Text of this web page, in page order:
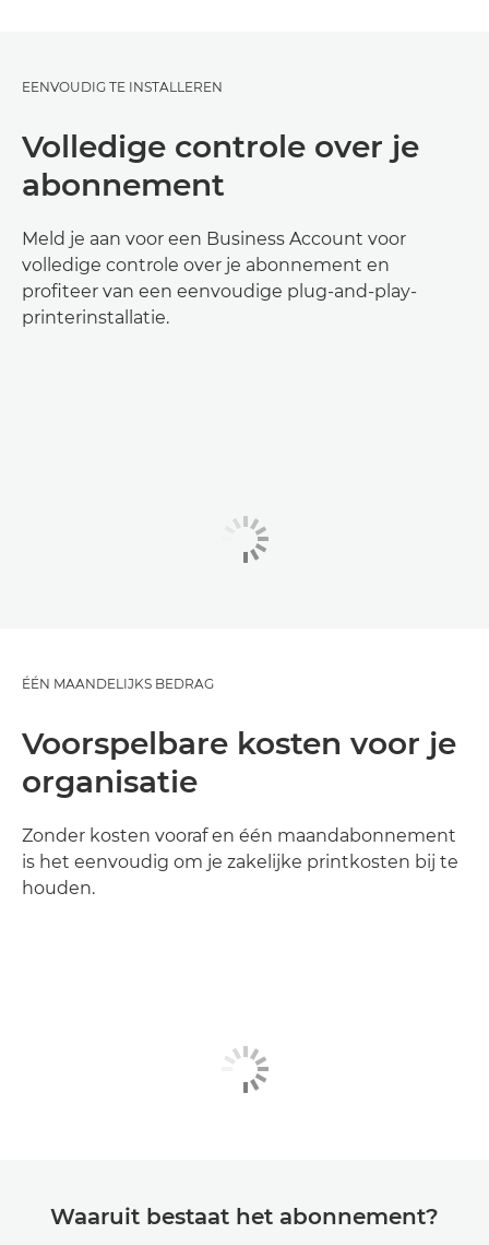
EENVOUDIG TE INSTALLEREN
Volledige controle over je
abonnement
Meld je aan voor een Business Account voor
volledige controle over je abonnement en
profiteer van een eenvoudige plug-and-play-
printerinstallatie.
ÉÉN MAANDELIJKS BEDRAG
Voorspelbare kosten voor je
organisatie
Zonder kosten vooraf en één maandabonnement
is het eenvoudig om je zakelijke printkosten bij te
houden.
Waaruit bestaat het abonnement?